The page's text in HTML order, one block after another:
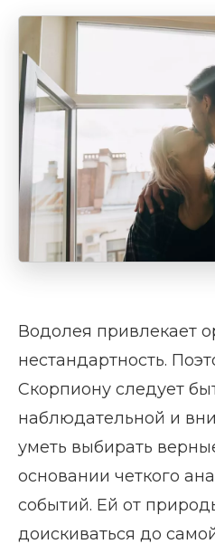
Водолея привлекает
нестандартность.
Скорпиону следует
наблюдательной и
уметь выбирать
основании четкого
событий. Ей от
доискиваться до